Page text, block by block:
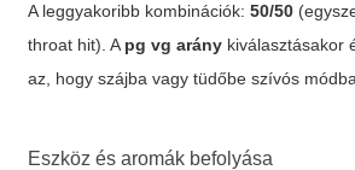
A leggyakoribb kombinációk:50/50
throat hit). A pg vg arány kiválasztásakor
az, hogy szájba vagy tüdőbe szívós
Eszköz és aromák befolyása